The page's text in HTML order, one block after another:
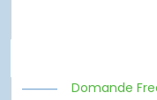
Domande